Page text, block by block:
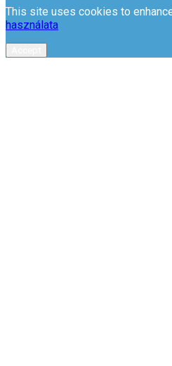
This site uses cookies to
használata